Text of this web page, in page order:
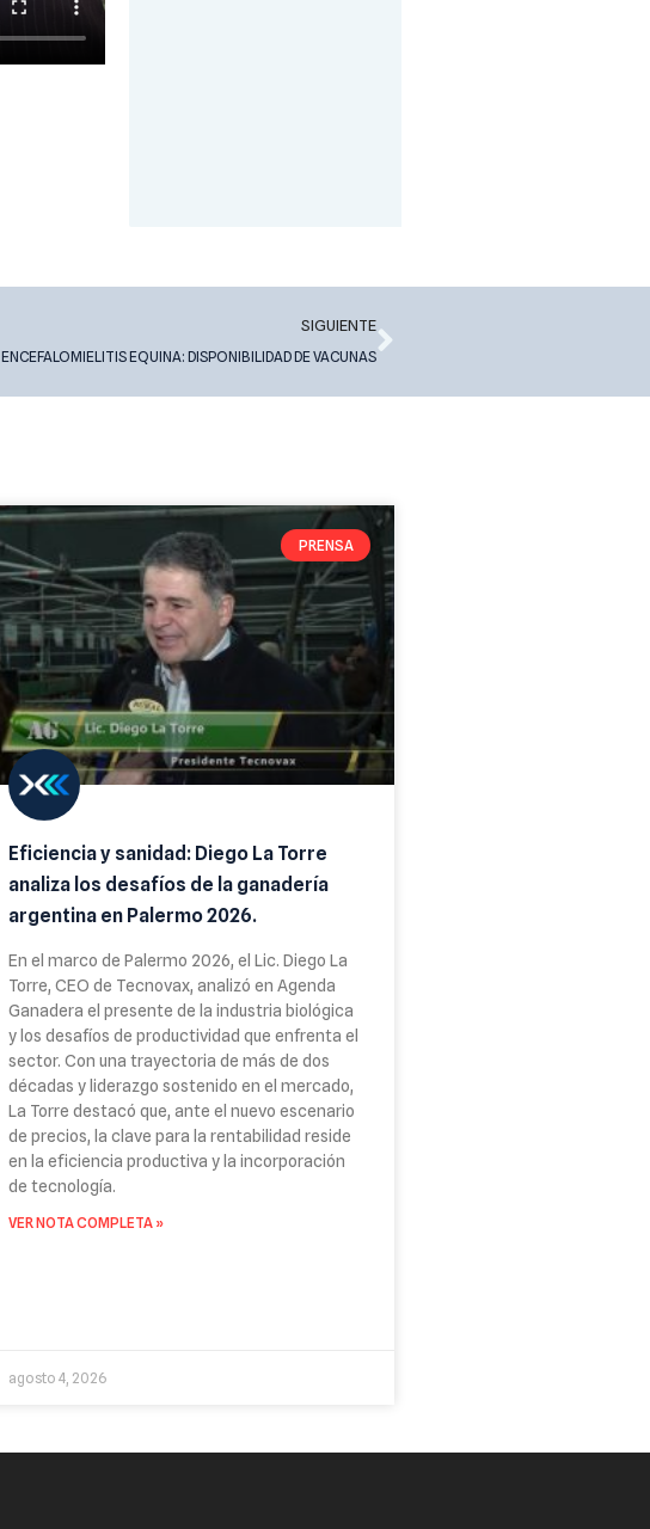
SIGUIENTE
ENCEFALOMIELITIS EQUINA: DISPONIBILIDAD DE VACUNAS
Next
PRENSA
Eficiencia y sanidad: Diego La Torre
analiza los desafíos de la ganadería
argentina en Palermo 2026.
En el marco de Palermo 2026, el Lic. Diego La
Torre, CEO de Tecnovax, analizó en Agenda
Ganadera el presente de la industria biológica
y los desafíos de productividad que enfrenta el
sector. Con una trayectoria de más de dos
décadas y liderazgo sostenido en el mercado,
La Torre destacó que, ante el nuevo escenario
de precios, la clave para la rentabilidad reside
en la eficiencia productiva y la incorporación
de tecnología.
VER NOTA COMPLETA »
agosto 4, 2026